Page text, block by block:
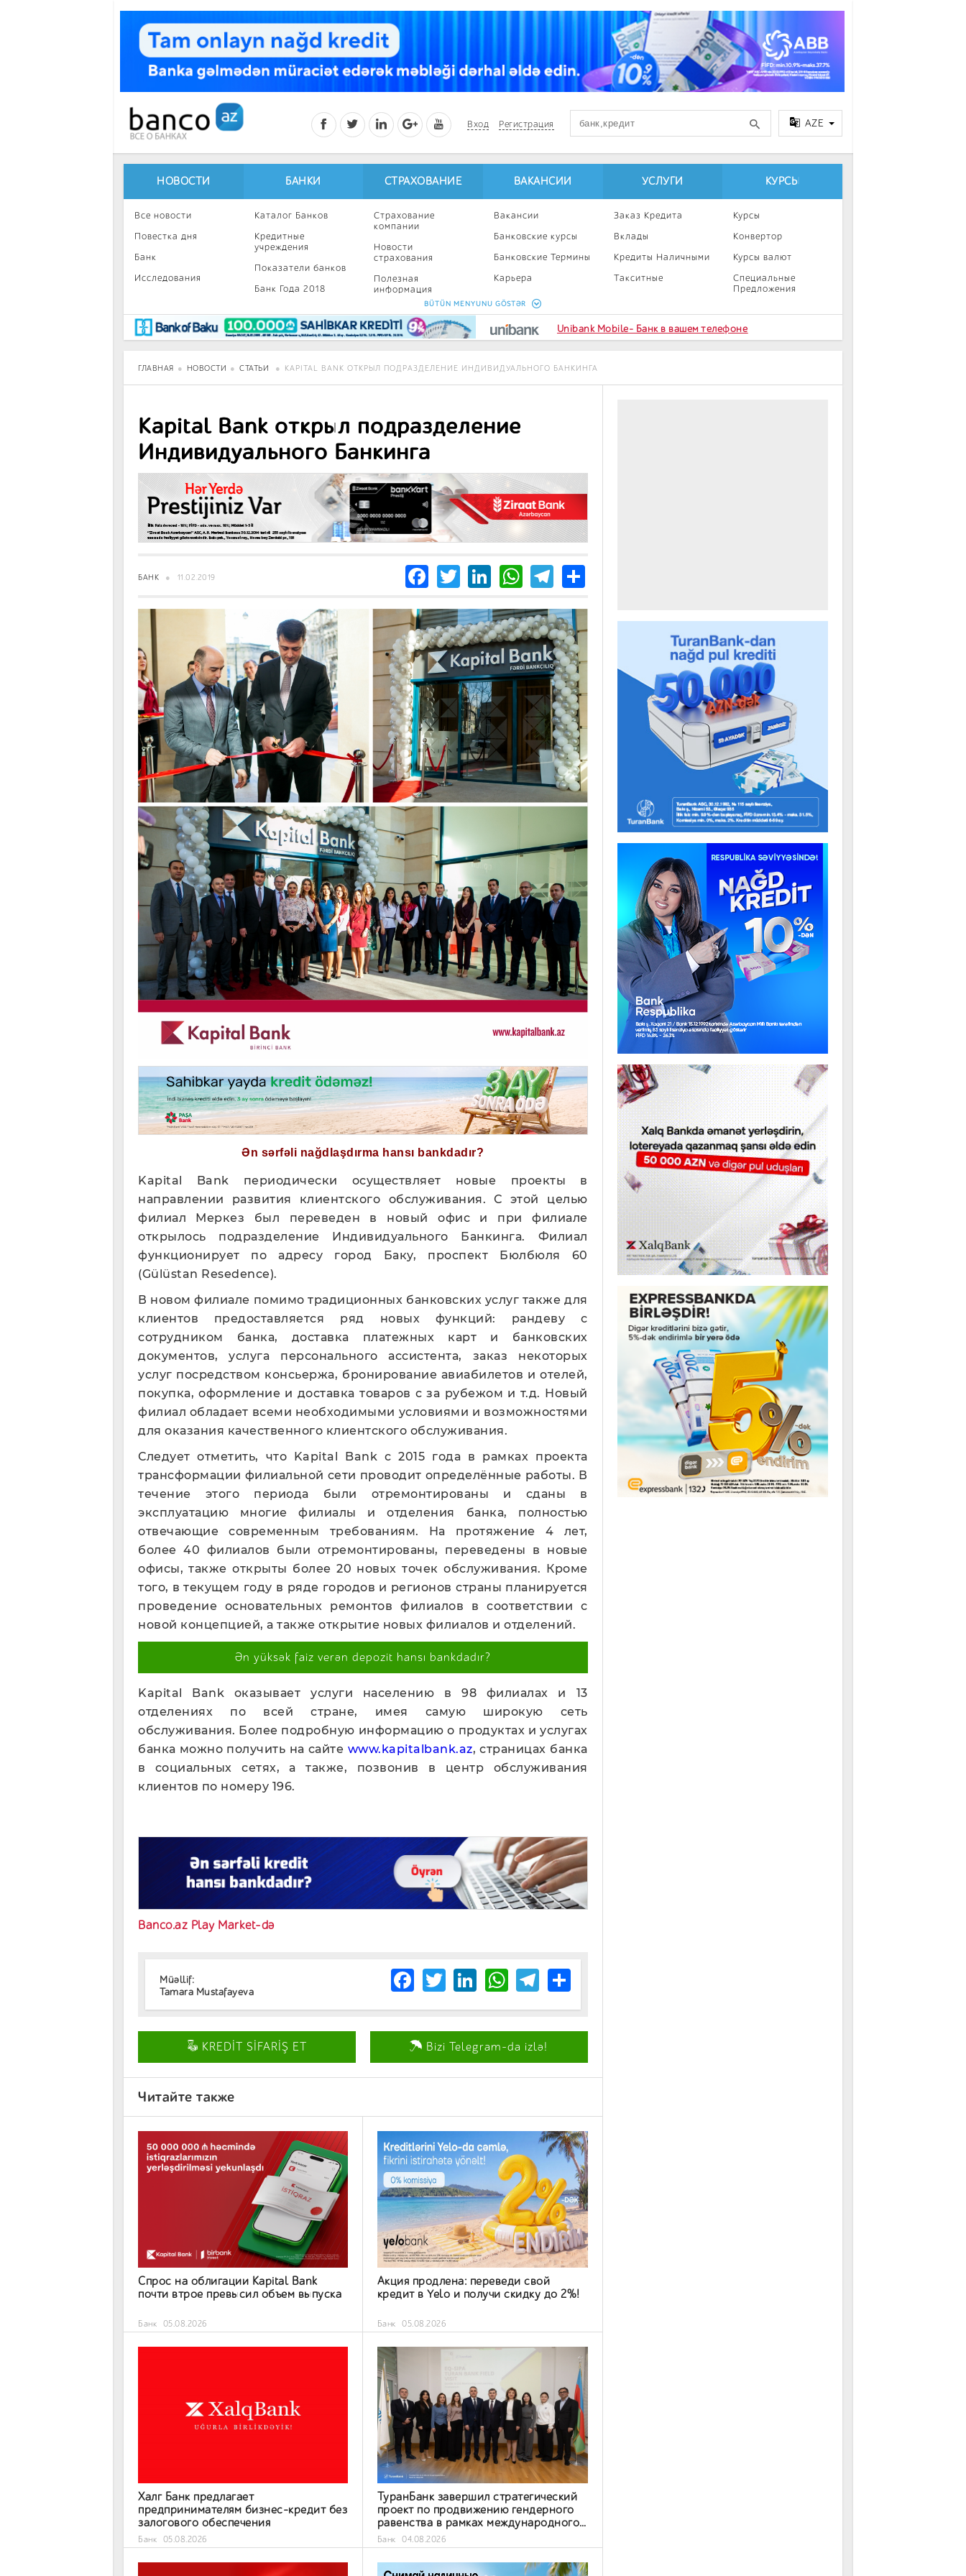
Вход Регистрация AZE
НОВОСТИ
Все новости
Повестка дня
Банк
Исследования
Инвестиции
BancoTV
БАНКИ
Каталог Банков
Кредитные
учреждения
Показатели банков
Банк Года 2018
СТРАХОВАНИЕ
Страхование
компании
Новости
страхования
Полезная
информация
калькулятор
ВАКАНСИИ
Вакансии
Банковские курсы
Банковские Термины
Карьера
Профессиональное
развитие
УСЛУГИ
Заказ Кредита
Вклады
Кредиты Наличными
Такситные
КУРСЫ
Курсы
Конвертор
Курсы валют
Специальные
Предложения
BÜTÜN MENYUNU GÖSTƏR
Unibank Mobile- Банк в вашем телефоне
ГЛАВНАЯ НОВОСТИ СТАТЬИ KAPITAL BANK ОТКРЫЛ ПОДРАЗДЕЛЕНИЕ ИНДИВИДУАЛЬНОГО БАНКИНГА
Kapital Bank открыл подразделение
Индивидуального Банкинга
БАНК 11.02.2019 Facebook
TwitterLinkedIn
WhatsApp
Telegram
Share
Ən sərfəli nağdlaşdırma hansı bankdadır?
Kapital Bank периодически осуществляет новые проекты в
направлении развития клиентского обслуживания. С этой целью
филиал Меркез был переведен в новый офис и при филиале
открылось подразделение Индивидуального Банкинга. Филиал
функционирует по адресу город Баку, проспект Бюлбюля 60
(Gülüstan Resedence).
В новом филиале помимо традиционных банковских услуг также для
клиентов предоставляется ряд новых функций: рандеву с
сотрудником банка, доставка платежных карт и банковских
документов, услуга персонального ассистента, заказ некоторых
услуг посредством консьержа, бронирование авиабилетов и отелей,
покупка, оформление и доставка товаров с за рубежом и т.д. Новый
филиал обладает всеми необходимыми условиями и возможностями
для оказания качественного клиентского обслуживания.
Следует отметить, что Kapital Bank с 2015 года в рамках проекта
трансформации филиальной сети проводит определённые работы. В
течение этого периода были отремонтированы и сданы в
эксплуатацию многие филиалы и отделения банка, полностью
отвечающие современным требованиям. На протяжение 4 лет,
более 40 филиалов были отремонтированы, переведены в новые
офисы, также открыты более 20 новых точек обслуживания. Кроме
того, в текущем году в ряде городов и регионов страны планируется
проведение основательных ремонтов филиалов в соответствии с
новой концепцией, а также открытие новых филиалов и отделений.
Ən yüksək faiz verən depozit hansı bankdadır?
Kapital Bank оказывает услуги населению в 98 филиалах и 13
отделениях по всей стране, имея самую широкую сеть
обслуживания. Более подробную информацию о продуктах и услугах
банка можно получить на сайте www.kapitalbank.az, страницах банка
в социальных сетях, а также, позвонив в центр обслуживания
клиентов по номеру 196.
Banco.az Play Market-də
Müəllif:
Tamara Mustafayeva
Facebook
TwitterLinkedIn
WhatsApp
Telegram
Share
KREDİT SİFARİŞ ET Bizi Telegram-da izlə!
Читайте также
Спрос на облигации Kapital Bank
почти втрое превысил объем выпуска
Банк 05.08.2026
Акция продлена: переведи свой
кредит в Yelo и получи скидку до 2%!
Банк 05.08.2026
Халг Банк предлагает
предпринимателям бизнес-кредит без
залогового обеспечения
Банк 05.08.2026
ТуранБанк завершил стратегический
проект по продвижению гендерного
равенства в рамках международного
сотрудничества
Банк 04.08.2026